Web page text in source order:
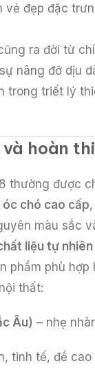
vẻ đẹp đặc
ra đời từ
nâng đỡ dịu
trong triết lý
hoàn
thường được
óc chó cao cấp
màu sắc
liệu tự nhiên
phẩm phù hợp
thất:
Âu) – nhẹ
tinh tế, đề cao